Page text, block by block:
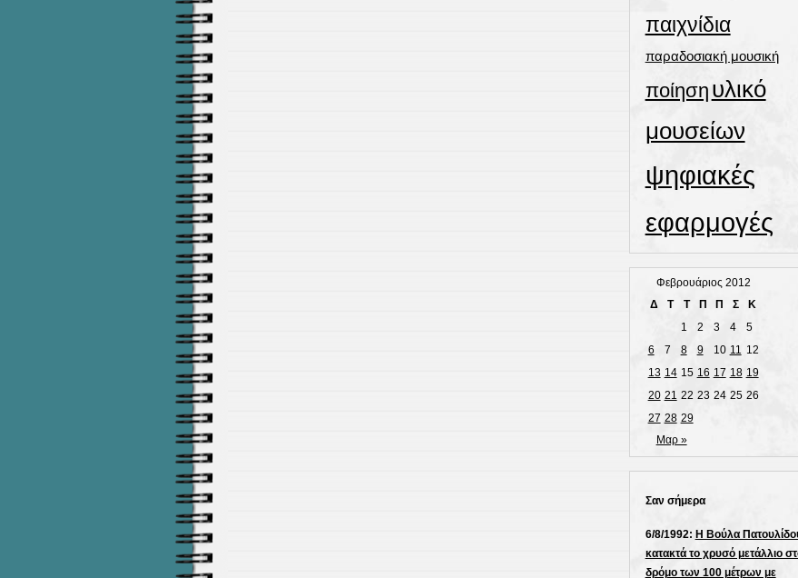
παιχνίδια
παραδοσιακή μουσική
ποίηση υλικό
μουσείων
ψηφιακές
εφαρμογές
Φεβρουάριος 2012
Δ
Τ Τ Π Π Σ
Κ
1
2 3 4
5
6
7 8 9 10 11 12
13 14 15 16 17 18 19
20 21 22 23 24 25 26
27 28 29
Μαρ »
Σαν σήμερα
6/8/1992: Η Βούλα
κατακτά το χρυσό μετάλλιο
δρόμο των 100 μέτρων με